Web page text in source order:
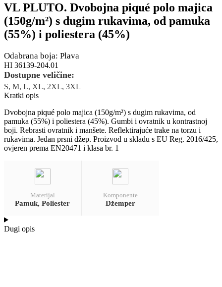
VL PLUTO. Dvobojna piqué polo majica
(150g/m²) s dugim rukavima, od pamuka
(55%) i poliestera (45%)
Odabrana boja: Plava
HI 36139-204.01
Dostupne veličine:
S, M, L, XL, 2XL, 3XL
Kratki opis
Dvobojna piqué polo majica (150g/m²) s dugim rukavima, od
pamuka (55%) i poliestera (45%). Gumbi i ovratnik u kontrastnoj
boji. Rebrasti ovratnik i manšete. Reflektirajuće trake na torzu i
rukavima. Jedan prsni džep. Proizvod u skladu s EU Reg. 2016/425,
ovjeren prema EN20471 i klasa br. 1
Materijal
Pamuk, Poliester
Komponente
Džemper
Dugi opis